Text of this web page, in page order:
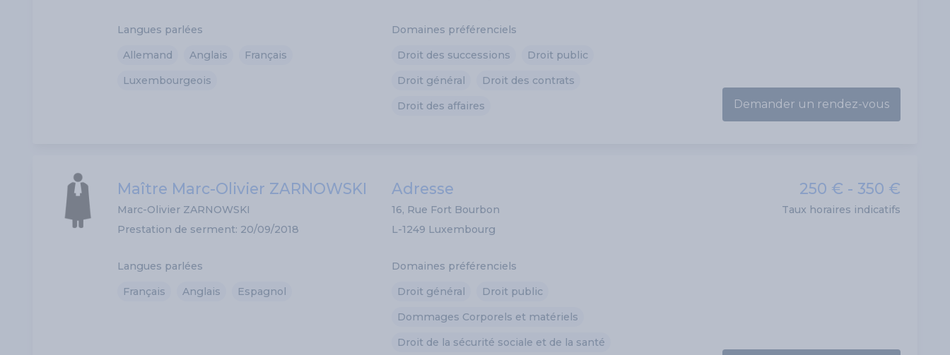
Langues parlées
Allemand
Anglais
Français
Luxembourgeois
Domaines préférenciels
Droit des successions
Droit public
Droit général
Droit des contrats
Droit des affaires
Demander un rendez-vous
Maître Marc-Olivier ZARNOWSKI
Marc-Olivier ZARNOWSKI
Prestation de serment: 20/09/2018
Adresse
16, Rue Fort Bourbon
L-1249 Luxembourg
250 € - 350 €
Taux horaires indicatifs
Langues parlées
Français
Anglais Espagnol
Domaines préférenciels
Droit général
Droit public
Dommages Corporels et matériels
Droit de la sécurité sociale et de la santé